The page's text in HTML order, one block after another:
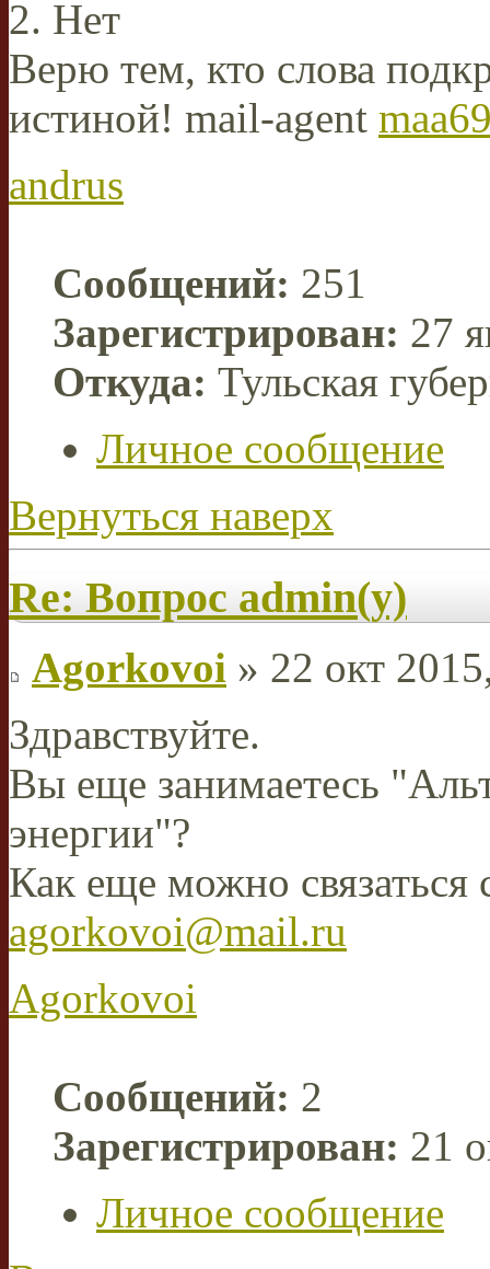
2. Нет
Верю тем, кто слова
истиной! mail-agent
andrus
Сообщений: 251
Зарегистрирован: 27
Откуда: Тульская
Личное сообщение
Вернуться наверх
Re: Вопрос admin(у)
Agorkovoi » 22 окт
Здравствуйте.
Вы еще занимаетесь
энергии"?
Как еще можно связаться
agorkovoi@mail.ru
Agorkovoi
Сообщений: 2
Зарегистрирован: 21
Личное сообщение